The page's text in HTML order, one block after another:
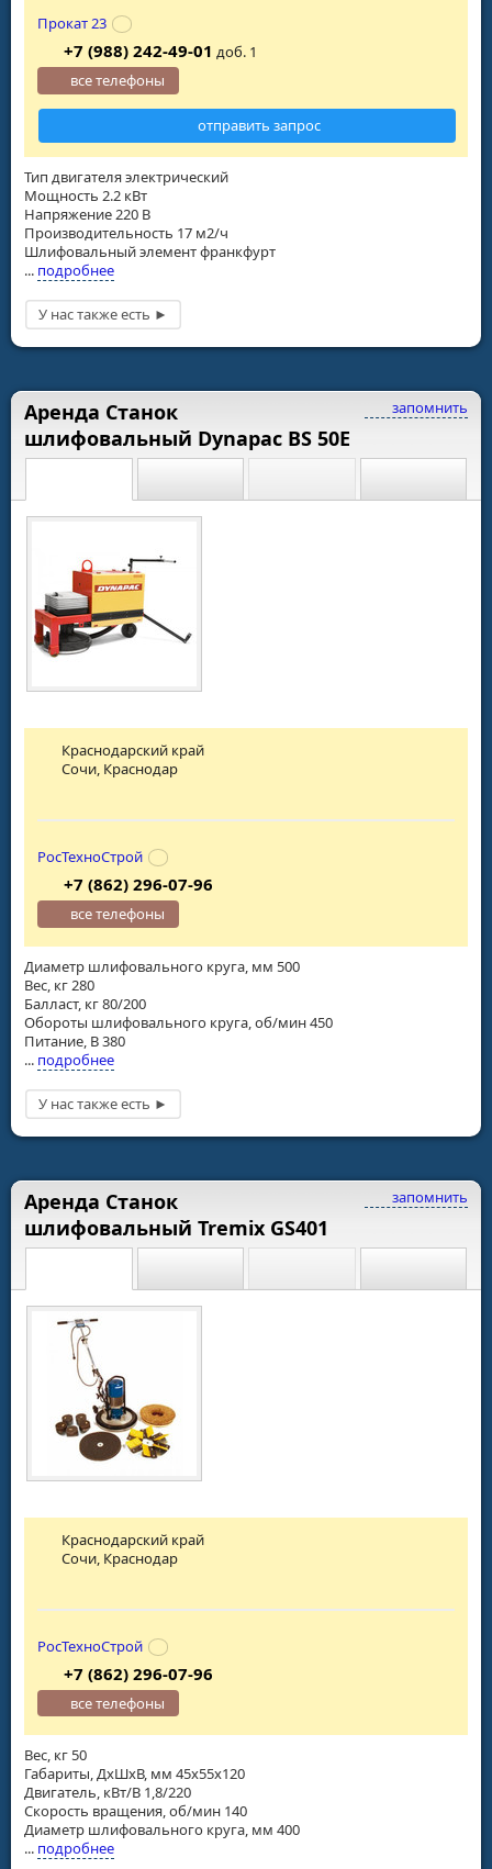
Тип двигателя электрический
Мощность 2.2 кВт
Напряжение 220 В
Производительность 17 м2/ч
Шлифовальный элемент франкфурт
... подробнее
Прокат 23
+7 (988) 242-49-01 доб. 1
все телефоны
отправить запрос
запомнить
Аренда Станок
шлифовальный Dynapac BS 50E
Диаметр шлифовального круга, мм 500
Вес, кг 280
Балласт, кг 80/200
Обороты шлифовального круга, об/мин 450
Питание, В 380
... подробнее
Краснодарский край
Сочи, Краснодар
РосТехноСтрой
+7 (862) 296-07-96
все телефоны
запомнить
Аренда Станок
шлифовальный Tremix GS401
Вес, кг 50
Габариты, ДхШхВ, мм 45x55x120
Двигатель, кВт/В 1,8/220
Скорость вращения, об/мин 140
Диаметр шлифовального круга, мм 400
... подробнее
Краснодарский край
Сочи, Краснодар
РосТехноСтрой
+7 (862) 296-07-96
все телефоны